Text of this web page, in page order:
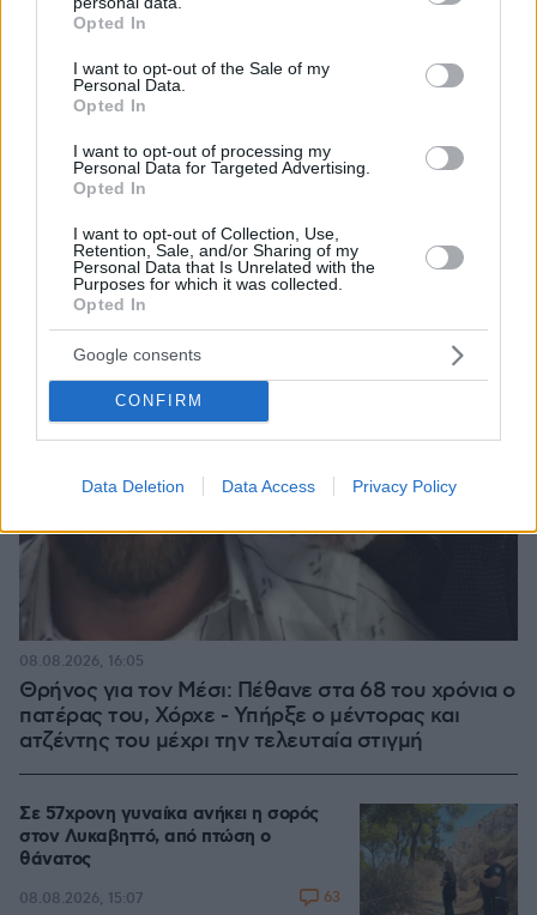
grant or deny consent to Google and its third-party tags to
use your data for below specified purposes in below Google
consent section.
Opted In
I want to opt-out of the Sale of my
Personal Data.
Opted In
I want to opt-out of processing my
Personal Data for Targeted Advertising.
Opted In
I want to opt-out of Collection, Use,
Retention, Sale, and/or Sharing of my
Personal Data that Is Unrelated with the
Purposes for which it was collected.
Opted In
Google consents
CONFIRM
Data Deletion Data Access Privacy Policy
κατηγορία για φόνο: Η σκοτεινή διαδρομή του
στην Κυψέλη
Θρήνος για τον Μέσι: Πέθανε στα 68 του χρόνια ο
πατέρας του, Χόρχε - Υπήρξε ο μέντορας και
ατζέντης του μέχρι την τελευταία στιγμή
08.08.2026, 16:05
Σε 57χρονη γυναίκα ανήκει η σορός
στον Λυκαβηττό, από πτώση ο
θάνατος
08.08.2026, 15:07 63